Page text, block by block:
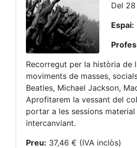
Del
Espai:
Recorregut per la història de
moviments de masses,
Beatles, Michael Jackson,
Aprofitarem la vessant del
portar a les sessions
intercanviant.
Preu: 37,46 € (IVA inclòs)